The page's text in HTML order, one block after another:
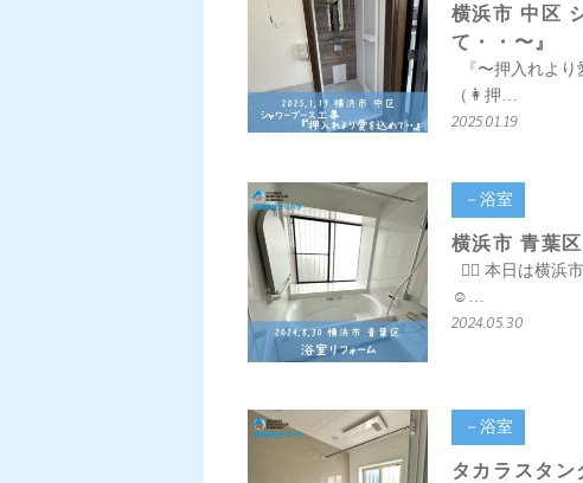
横浜市 中区
て・・〜』
『〜押入れより
（👩押…
2025.01.19
－浴室
横浜市 青葉
💁‍♀️ 本日は横浜
☺…
2024.05.30
－浴室
タカラスタ